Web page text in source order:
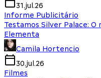
31.jul.26
Informe Publicitário
Testamos Silver Palace:
Elementa
Camila Hortencio
30.jul.26
Filmes